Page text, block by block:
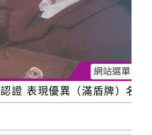
網站選單
牌）名單